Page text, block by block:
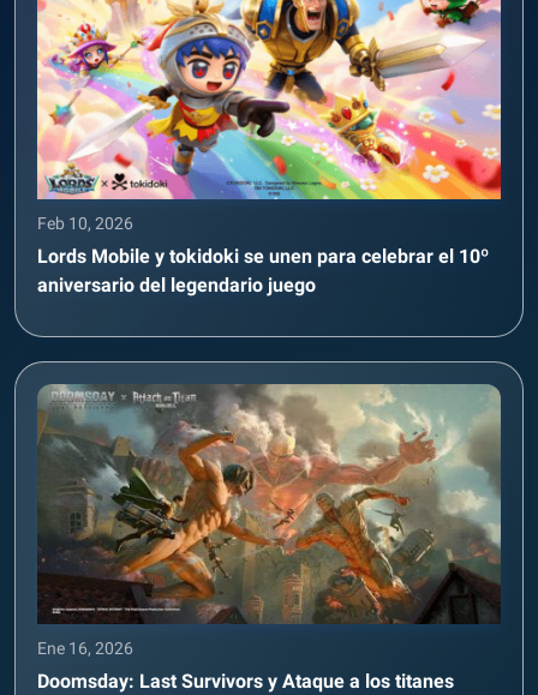
Feb 10, 2026
Lords Mobile y tokidoki se unen para celebrar el 10º
aniversario del legendario juego
Ene 16, 2026
Doomsday: Last Survivors y Ataque a los titanes